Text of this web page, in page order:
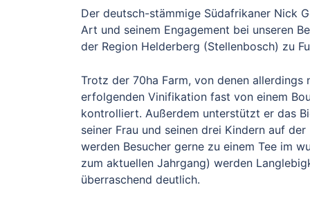
Der deutsch-stämmige Südafrikaner Nick
Art und seinem Engagement bei unseren
der Region Helderberg (Stellenbosch) zu
Trotz der 70ha Farm, von denen
erfolgenden Vinifikation fast von einem
kontrolliert. Außerdem unterstützt er das
seiner Frau und seinen drei Kindern auf
werden Besucher gerne zu einem Tee im
zum aktuellen Jahrgang) werden
überraschend deutlich.